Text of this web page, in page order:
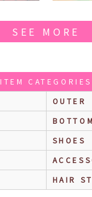
SEE MORE
ITEM CATEGORIES
OUTER
SHOES
HAIR